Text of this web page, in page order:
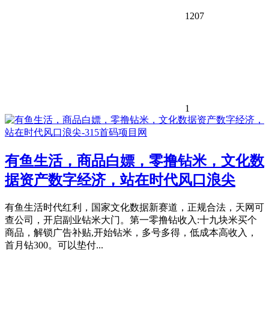
1207
1
有鱼生活，商品白嫖，零撸钻米，文化数
据资产数字经济，站在时代风口浪尖
有鱼生活时代红利，国家文化数据新赛道，正规合法，天网可
查公司，开启副业钻米大门。第一零撸钻收入:十九块米买个
商品，解锁广告补贴,开始钻米，多号多得，低成本高收入，
首月钻300。可以垫付...